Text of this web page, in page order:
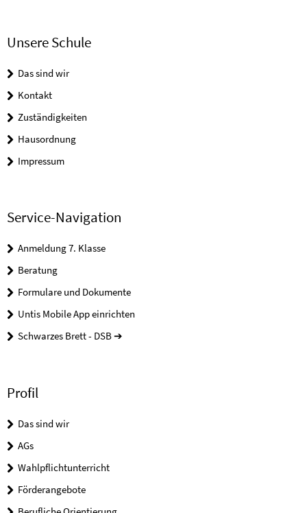
Unsere Schule
Das sind wir
Kontakt
Zuständigkeiten
Hausordnung
Impressum
Service-Navigation
Anmeldung 7. Klasse
Beratung
Formulare und Dokumente
Untis Mobile App einrichten
Schwarzes Brett - DSB ➔
Profil
Das sind wir
AGs
Wahlpflichtunterricht
Förderangebote